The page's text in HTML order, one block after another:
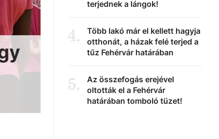
terjednek a lángok!
4.
Több lakó már el kellett hagyja
otthonát, a házak felé terjed a
tűz Fehérvár határában
5.
Az összefogás erejével
oltották el a Fehérvár
határában tomboló tüzet!